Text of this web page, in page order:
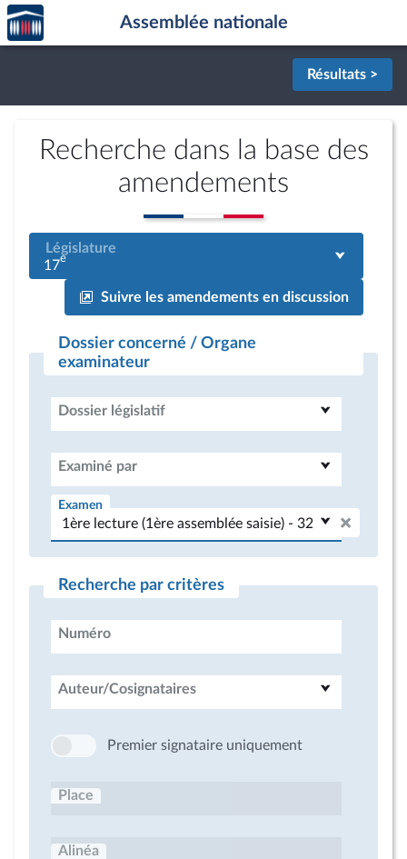
Aller au contenu
Aller en bas de la page
Accèder
à la
page
Assemblée nationale
Résultats >
Recherche dans la base des
amendements
Législature
17e
Suivre les amendements en discussion
Dossier concerné / Organe
examinateur
Dossier législatif
Examiné par
Examen
Recherche par critères
Numéro
Auteur/Cosignataires
Premier signataire uniquement
Place
Alinéa